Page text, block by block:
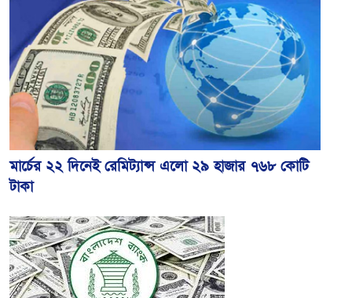
মার্চের ২২ দিনেই রেমিট্যান্স এলো ২৯ হাজার ৭৬৮ কোটি
টাকা